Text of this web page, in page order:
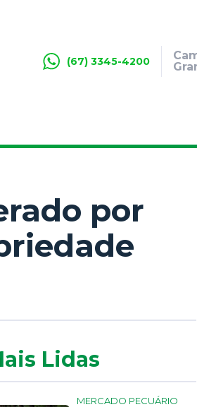
(67) 3345-4200
por
Lidas
MERCADO PECUÁRIO